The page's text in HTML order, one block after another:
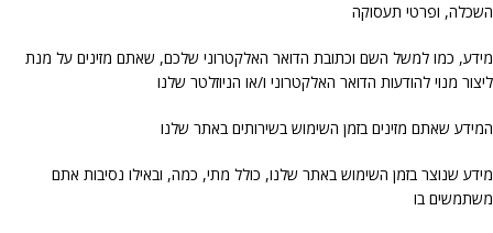
השכלה, ופרטי תעסוקה
מידע, כמו למשל השם וכתובת הדואר האלקטרוני שלכם, שאתם מזינים על מנת
ליצור מנוי להודעות הדואר האלקטרוני ו/או הניוזלטר שלנו
המידע שאתם מזינים בזמן השימוש בשירותים באתר שלנו
מידע שנוצר בזמן השימוש באתר שלנו, כולל מתי, כמה, ובאילו נסיבות אתם
משתמשים בו